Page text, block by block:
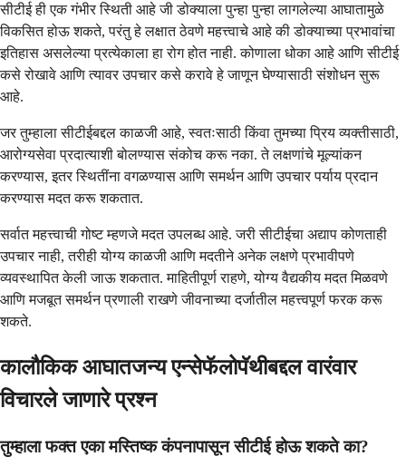
सीटीई ही एक गंभीर स्थिती आहे जी डोक्याला पुन्हा पुन्हा लागलेल्या आघातामुळे
विकसित होऊ शकते, परंतु हे लक्षात ठेवणे महत्त्वाचे आहे की डोक्याच्या प्रभावांचा
इतिहास असलेल्या प्रत्येकाला हा रोग होत नाही. कोणाला धोका आहे आणि सीटीई
कसे रोखावे आणि त्यावर उपचार कसे करावे हे जाणून घेण्यासाठी संशोधन सुरू
आहे.
जर तुम्हाला सीटीईबद्दल काळजी आहे, स्वतःसाठी किंवा तुमच्या प्रिय व्यक्तीसाठी,
आरोग्यसेवा प्रदात्याशी बोलण्यास संकोच करू नका. ते लक्षणांचे मूल्यांकन
करण्यास, इतर स्थितींना वगळण्यास आणि समर्थन आणि उपचार पर्याय प्रदान
करण्यास मदत करू शकतात.
सर्वात महत्त्वाची गोष्ट म्हणजे मदत उपलब्ध आहे. जरी सीटीईचा अद्याप कोणताही
उपचार नाही, तरीही योग्य काळजी आणि मदतीने अनेक लक्षणे प्रभावीपणे
व्यवस्थापित केली जाऊ शकतात. माहितीपूर्ण राहणे, योग्य वैद्यकीय मदत मिळवणे
आणि मजबूत समर्थन प्रणाली राखणे जीवनाच्या दर्जातील महत्त्वपूर्ण फरक करू
शकते.
कालौकिक आघातजन्य एन्सेफॅलोपॅथीबद्दल वारंवार
विचारले जाणारे प्रश्न
तुम्हाला फक्त एका मस्तिष्क कंपनापासून सीटीई होऊ शकते का?